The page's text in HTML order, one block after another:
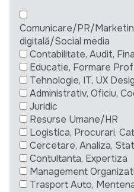
Comunicare/PR/
digitală/Social media
Contabilitate, Audit,
Educatie, Formare
Tehnologie, IT, UX
Administrativ, Oficiu,
Juridic
Resurse Umane/HR
Logistica, Procurari,
Cercetare, Analiza,
Contultanta, Expertiza
Management
Trasport Auto,